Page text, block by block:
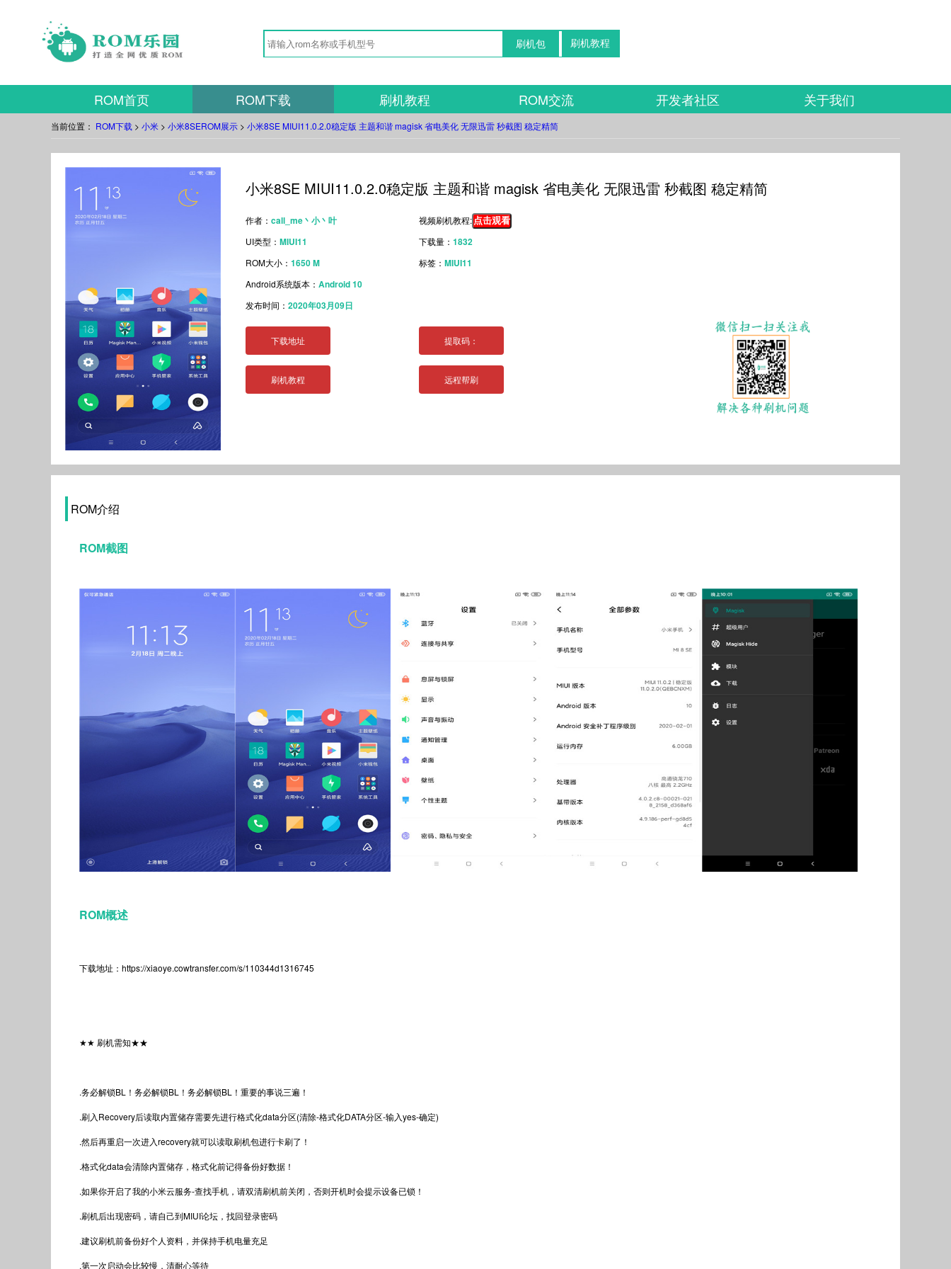
刷机教程
刷机包
ROM首页 ROM下载 刷机教程 ROM交流 开发者社区 关于我们
当前位置： ROM下载 > 小米 > 小米8SEROM展示 > 小米8SE MIUI11.0.2.0稳定版 主题和谐 magisk 省电美化 无限迅雷 秒截图 稳定精简
小米8SE MIUI11.0.2.0稳定版 主题和谐 magisk 省电美化 无限迅雷 秒截图 稳定精简
作者：call_me丶小丶叶 视频刷机教程: 点击观看
UI类型：MIUI11 下载量：1832
ROM大小：1650 M 标签：MIUI11
Android系统版本：Android 10
发布时间：2020年03月09日
下载地址 提取码：
刷机教程 远程帮刷
ROM介绍
ROM截图
ROM概述
下载地址：https://xiaoye.cowtransfer.com/s/110344d1316745
★★ 刷机需知★★
.务必解锁BL！务必解锁BL！务必解锁BL！重要的事说三遍！
.刷入Recovery后读取内置储存需要先进行格式化data分区(清除-格式化DATA分区-输入yes-确定)
.然后再重启一次进入recovery就可以读取刷机包进行卡刷了！
.格式化data会清除内置储存，格式化前记得备份好数据！
.如果你开启了我的小米云服务-查找手机，请双清刷机前关闭，否则开机时会提示设备已锁！
.刷机后出现密码，请自己到MIUI论坛，找回登录密码
.建议刷机前备份好个人资料，并保持手机电量充足
.第一次启动会比较慢，清耐心等待